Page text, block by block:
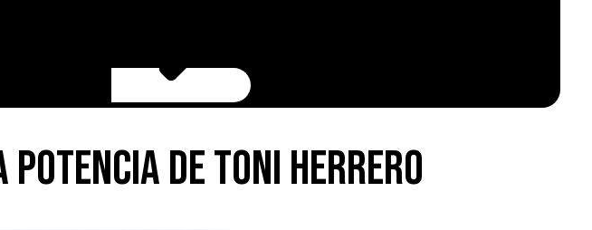
potencia de Toni Herrero